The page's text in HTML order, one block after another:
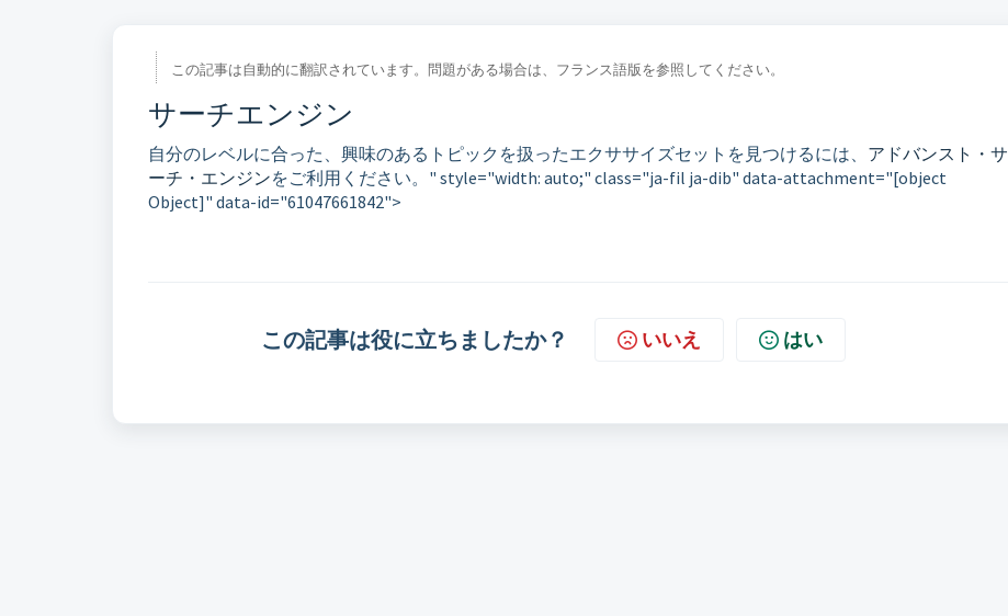
この記事は自動的に翻訳されています。問題がある場合は、フランス語版を参照してください。
サーチエンジン
自分のレベルに合った、興味のあるトピックを扱ったエクササイズセットを見つけるには、 アドバンスト・サ
ーチ・エンジンをご利用ください。" style="width: auto;" class="ja-fil ja-dib" data-attachment="[object
Object]" data-id="61047661842">
この記事は役に立ちましたか？ いいえ はい